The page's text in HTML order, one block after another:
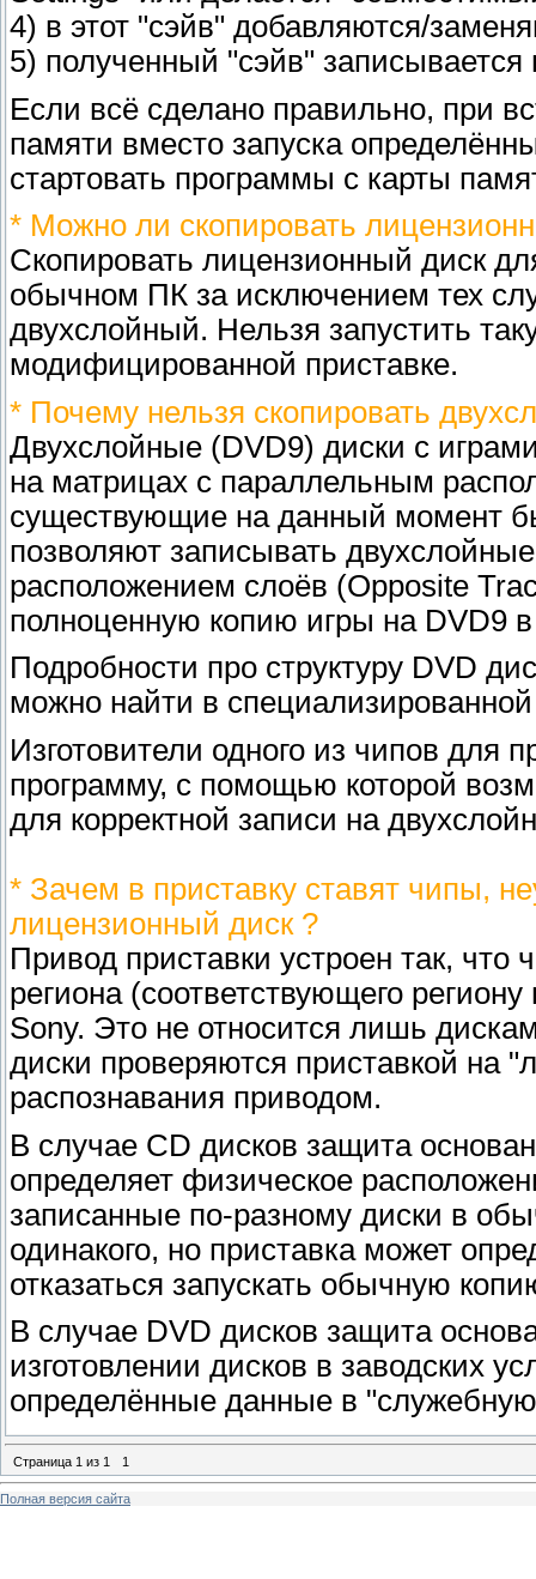
4) в этот "сэйв" добавляются/
5) полученный "сэйв" записывается
Если всё сделано правильно, при
памяти вместо запуска
стартовать программы с карты
* Можно ли скопировать
Скопировать лицензионный диск
обычном ПК за исключением тех
двухслойный. Нельзя запустить
модифицированной приставке.
* Почему нельзя скопировать
Двухслойные (DVD9) диски с
на матрицах с параллельным
существующие на данный момент
позволяют записывать
расположением слоёв (Opposite
полноценную копию игры на DVD9
Подробности про структуру DVD
можно найти в
Изготовители одного из чипов для
программу, с помощью которой
для корректной записи на
* Зачем в приставку ставят чипы,
лицензионный диск ?
Привод приставки устроен так, что
региона (соответствующего
Sony. Это не относится лишь
диски проверяются приставкой на
распознавания приводом.
В случае CD дисков защита
определяет физическое
записанные по-разному диски в
одинакого, но приставка может
отказаться запускать обычную
В случае DVD дисков защита
изготовлении дисков в заводских
определённые данные в
Страница 1 из 1 1
Полная версия сайта